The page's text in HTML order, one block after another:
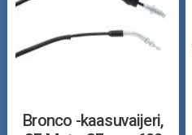
Bronco -kaasuvaijeri,